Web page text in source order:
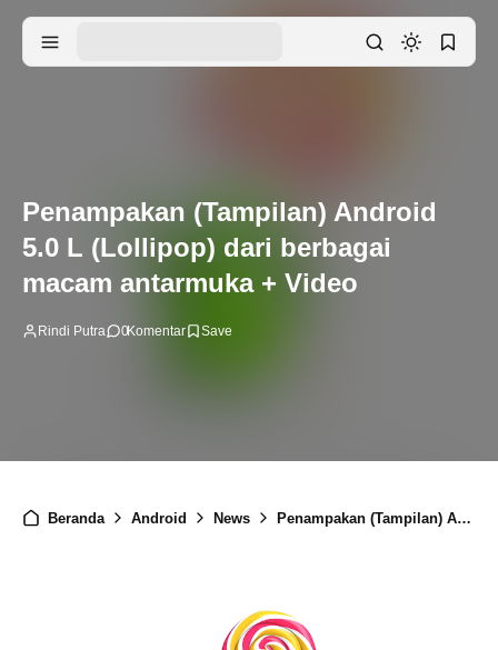
Penampakan (Tampilan) Android
5.0 L (Lollipop) dari berbagai
macam antarmuka + Video
Rindi Putra 0Komentar
Beranda Android News Penampakan (Tampilan) Android 5.0 L (Lollipop) dari berbagai macam antarmuka + Video